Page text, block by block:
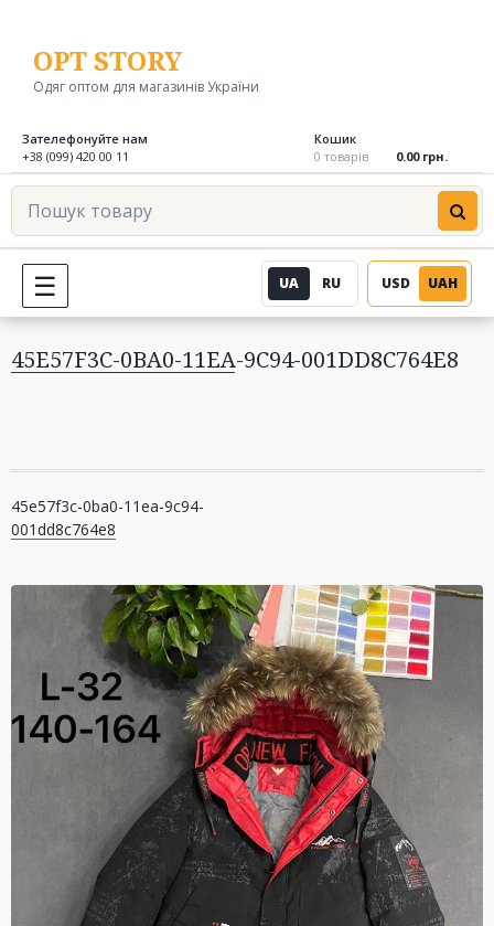
вмістуOPT STORY
Одяг оптом для магазинів України
Зателефонуйте нам
+38 (099) 420 00 11
Кошик
0 товарів
0.00 грн.
Пошук
товару
UA RU USD UAH
45E57F3C-0BA0-11EA-9C94-001DD8C764E8
записів
45e57f3c-0ba0-11ea-9c94-
001dd8c764e8